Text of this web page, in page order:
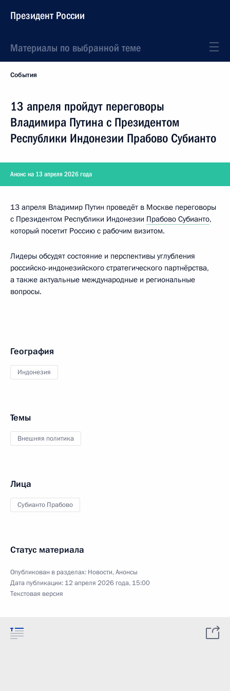
Президент России
Материалы по выбранной теме
События
13 апреля пройдут переговоры
Владимира Путина с Президентом
Республики Индонезии Прабово Субианто
Анонс на 13 апреля 2026 года
13 апреля Владимир Путин проведёт в Москве переговоры
с Президентом Республики Индонезии Прабово Субианто,
который посетит Россию с рабочим визитом.
Лидеры обсудят состояние и перспективы углубления
российско-индонезийского стратегического партнёрства,
а также актуальные международные и региональные
вопросы.
География
Индонезия
Темы
Внешняя политика
Лица
Субианто Прабово
Статус материала
Опубликован в разделах: Новости,Анонсы
Дата публикации: 12 апреля 2026 года, 15:00
Текстовая версия